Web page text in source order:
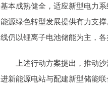
基本成熟健全，适应新型电力
能源绿色转型发展提供有力支
线仍以锂离子电池储能为主，
上述行动方案提出，推动沙
进新能源电站与配建新型储能